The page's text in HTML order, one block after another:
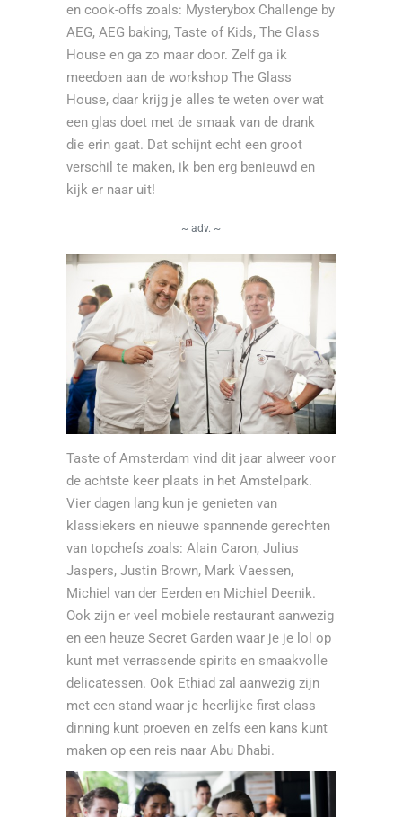
en cook-offs zoals: Mysterybox Challenge by
AEG, AEG baking, Taste of Kids, The Glass
House en ga zo maar door. Zelf ga ik
meedoen aan de workshop The Glass
House, daar krijg je alles te weten over wat
een glas doet met de smaak van de drank
die erin gaat. Dat schijnt echt een groot
verschil te maken, ik ben erg benieuwd en
kijk er naar uit!
~ adv. ~
Taste of Amsterdam vind dit jaar alweer voor
de achtste keer plaats in het Amstelpark.
Vier dagen lang kun je genieten van
klassiekers en nieuwe spannende gerechten
van topchefs zoals: Alain Caron, Julius
Jaspers, Justin Brown, Mark Vaessen,
Michiel van der Eerden en Michiel Deenik.
Ook zijn er veel mobiele restaurant aanwezig
en een heuze Secret Garden waar je je lol op
kunt met verrassende spirits en smaakvolle
delicatessen. Ook Ethiad zal aanwezig zijn
met een stand waar je heerlijke first class
dinning kunt proeven en zelfs een kans kunt
maken op een reis naar Abu Dhabi.